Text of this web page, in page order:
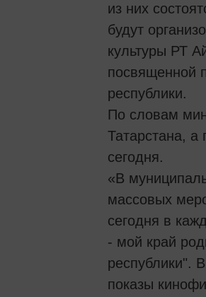
из них
будут
культуры РТ
посвященной
республики.
По словам
Татарстана,
сегодня.
«В
массовых
сегодня в
- мой край
республики".
показы